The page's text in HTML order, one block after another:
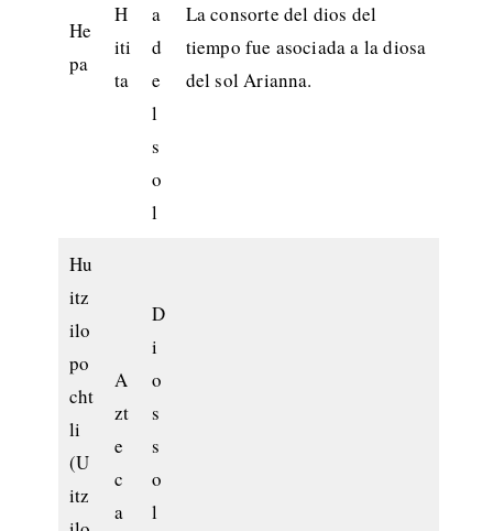
He
pa
H
iti
ta
a
d
e
l
s
o
l
La consorte del dios del
tiempo fue asociada a la diosa
del sol Arianna.
Hu
itz
ilo
po
cht
li
(U
itz
A
zt
e
c
a
D
i
o
s
s
o
l